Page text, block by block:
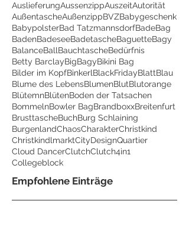
AuslieferungAussenzippAuszeitAutorität
AußentascheAußenzippBVZBabygeschenk
BabypolsterBad TatzmannsdorfBadeBag
BadenBadeseeBadetascheBaguetteBagy
BalanceBallBauchtascheBedürfnis
Betty BarclayBigBagyBikini Bag
Bilder im KopfBinkerlBlackFridayBlattBlau
Blume des LebensBlumenBlutBlutorange
BlütemnBlütenBoden der Tatsachen
BommelnBowler BagBrandboxxBreitenfurt
BrusttascheBuchBurg Schlaining
BurgenlandChaosCharakterChristkind
ChristkindlmarktCityDesignQuartier
Cloud DancerClutchClutch4in1
Collegeblock
Empfohlene Einträge